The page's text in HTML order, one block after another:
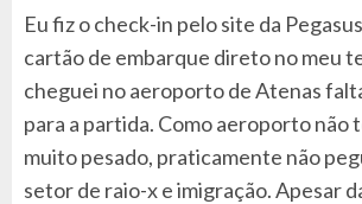
Eu fiz o check-in pelo site da
cartão de embarque direto no meu
cheguei no aeroporto de Atenas
para a partida. Como aeroporto não
muito pesado, praticamente não
setor de raio-x e imigração. Apesar